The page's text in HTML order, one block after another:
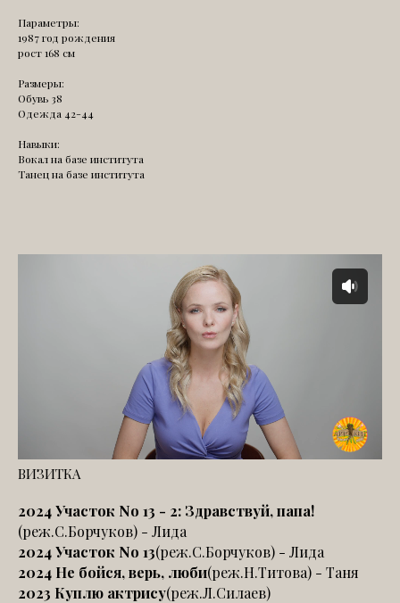
Параметры:
1987 год рождения
рост 168 см
Размеры:
Обувь 38
Одежда 42-44
Навыки:
Вокал на базе института
Танец на базе института
ВИЗИТКА
2024 Участок No 13 - 2: Здравствуй, папа!
(реж.С.Борчуков) - Лида
2024 Участок No 13(реж.С.Борчуков) - Лида
2024 Не бойся, верь, люби(реж.Н.Титова) - Таня
2023 Куплю актрису(реж.Л.Силаев)